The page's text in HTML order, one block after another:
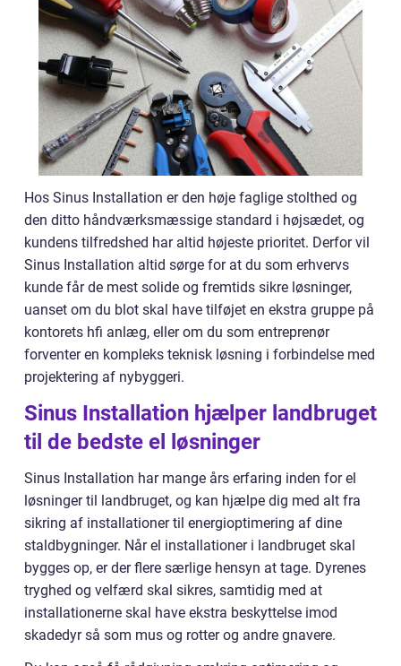
Hos Sinus Installation er den høje faglige stolthed og
den ditto håndværksmæssige standard i højsædet, og
kundens tilfredshed har altid højeste prioritet. Derfor vil
Sinus Installation altid sørge for at du som erhvervs
kunde får de mest solide og fremtids sikre løsninger,
uanset om du blot skal have tilføjet en ekstra gruppe på
kontorets hfi anlæg, eller om du som entreprenør
forventer en kompleks teknisk løsning i forbindelse med
projektering af nybyggeri.
Sinus Installation hjælper landbruget
til de bedste el løsninger
Sinus Installation har mange års erfaring inden for el
løsninger til landbruget, og kan hjælpe dig med alt fra
sikring af installationer til energioptimering af dine
staldbygninger. Når el installationer i landbruget skal
bygges op, er der flere særlige hensyn at tage. Dyrenes
tryghed og velfærd skal sikres, samtidig med at
installationerne skal have ekstra beskyttelse imod
skadedyr så som mus og rotter og andre gnavere.